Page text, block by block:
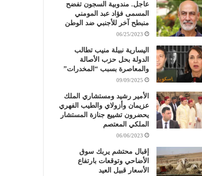
عاجل. مندوبية السجون تفضح
المسمى فؤاد عبد المومني
منبطح آخر للأجنبي ضد الوطن
06/25/2023
اليسارية نبيلة منيب تطالب
الدولة بحل حزب الأصالة
والمعاصرة بسبب “المخدرات”
09/09/2025
الأمير رشيد ومستشاري الملك
عزيمان وأزولاي والطيب الفهري
يحضرون تشييع جنازة المستشار
الملكي المعتصم
06/06/2023
إقبال محتشم يربك سوق
الأضاحي وتوقعات بارتفاع
الأسعار قبيل العيد